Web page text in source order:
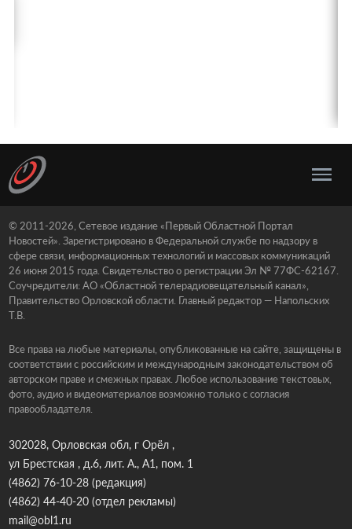
© 2011-2026, Сетевое издание «Первый Областной Портал
Новостей». Зарегистрировано в Федеральной службе по надзору в
сфере связи, информационных технологий и массовых коммуникаций
26 июня 2015 года. Свидетельство о регистрации Эл № 77ФС-62167.
Соучредители: АО «Областной телерадиовещательный канал»,
Правительство Орловской области. Главный редактор — Напольских
Т.В.
Все права на любые материалы, опубликованные на сайте, защищены в
соответствии с российским и международным законодательством об
авторском праве и смежных правах. Любое использование текстовых,
фото, аудио и видеоматериалов возможно только с согласия
правообладателя.
302028, Орловская обл, г Орёл ,
ул Брестская , д.6, лит. А., А1, пом. 1
(4862) 76-10-28(редакция)
(4862) 44-40-20(отдел рекламы)
mail@obl1.ru